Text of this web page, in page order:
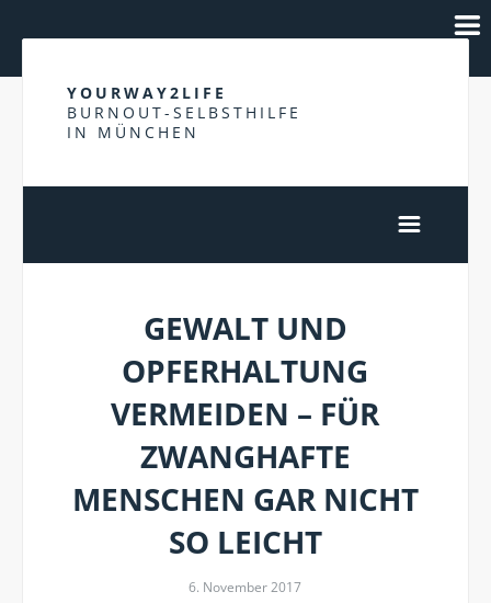
YOURWAY2LIFE
BURNOUT-SELBSTHILFE
IN MÜNCHEN
GEWALT UND
OPFERHALTUNG
VERMEIDEN – FÜR
ZWANGHAFTE
MENSCHEN GAR NICHT
SO LEICHT
6. November 2017